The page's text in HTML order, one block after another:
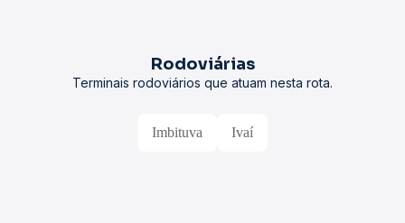
Rodoviárias
Terminais rodoviários que atuam nesta rota.
Imbituva Ivaí